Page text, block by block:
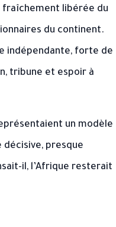
fraîchement libérée du
du continent.
indépendante, forte de
tribune et espoir à
un modèle
décisive, presque
il, l’Afrique resterait